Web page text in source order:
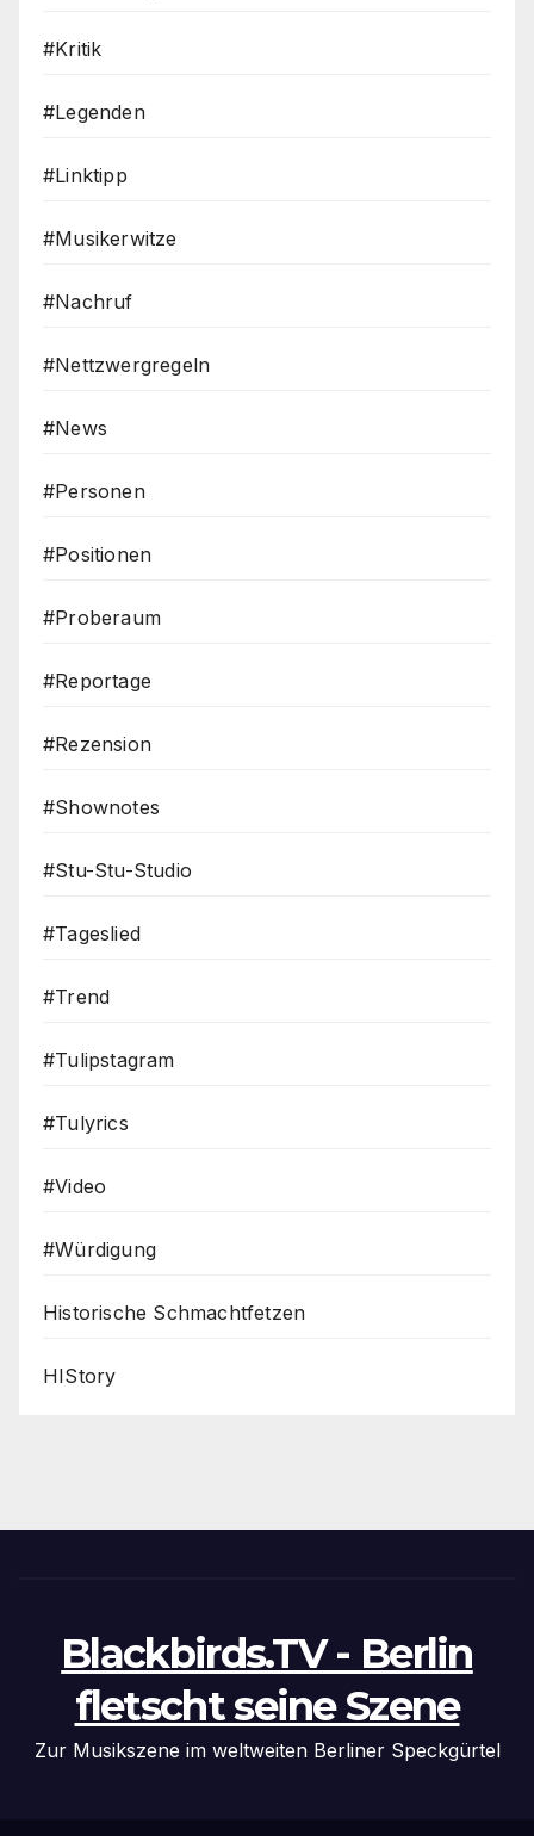
#Kritik
#Legenden
#Linktipp
#Musikerwitze
#Nachruf
#Nettzwergregeln
#News
#Personen
#Positionen
#Proberaum
#Reportage
#Rezension
#Shownotes
#Stu-Stu-Studio
#Tageslied
#Trend
#Tulipstagram
#Tulyrics
#Video
#Würdigung
Historische Schmachtfetzen
HIStory
Blackbirds.TV - Berlin
fletscht seine Szene
Zur Musikszene im weltweiten Berliner Speckgürtel